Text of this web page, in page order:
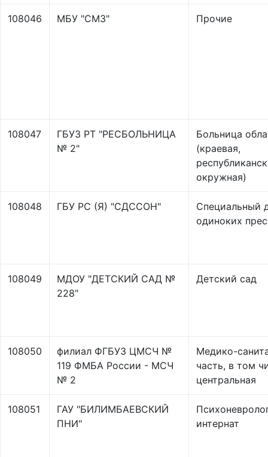
108046 МБУ "СМЗ" Прочие
108047
ГБУЗ РТ "РЕСБОЛЬНИЦА
№ 2"
Больница
(краевая,
окружная)
108048 ГБУ РС (Я) "СДССОН"
Специальный
одиноких
108049
МДОУ "ДЕТСКИЙ САД №
228"
Детский сад
108050
филиал ФГБУЗ ЦМСЧ №
119 ФМБА России - МСЧ
№ 2
Медико-
часть, в том
центральная
108051
ГАУ "БИЛИМБАЕВСКИЙ
ПНИ"
интернат